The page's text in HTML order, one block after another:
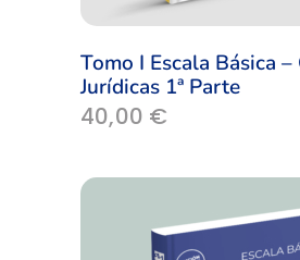
Tomo I Escala Básica –
Jurídicas 1ª Parte
40,00 €